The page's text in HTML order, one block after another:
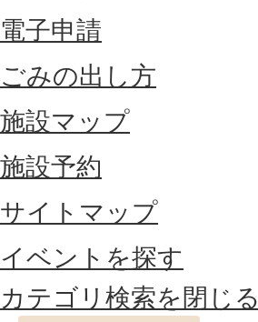
電子申請
ごみの出し方
施設マップ
施設予約
サイトマップ
イベントを探す
カテゴリ検索を閉じる